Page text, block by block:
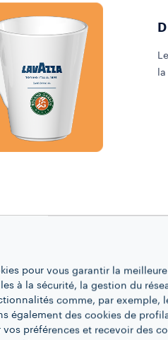
pour vous garantir la
à la sécurité, la gestion du
comme, par exemple,
également des cookies de
vos préférences et recevoir des